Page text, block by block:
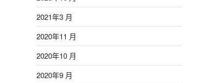
2021年3 月
2020年11 月
2020年10 月
2020年9 月